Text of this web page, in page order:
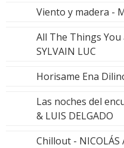
Viento y madera -
All The Things You
SYLVAIN LUC
Horisame Ena
Las noches del
& LUIS DELGADO
Chillout - NICOLÁS